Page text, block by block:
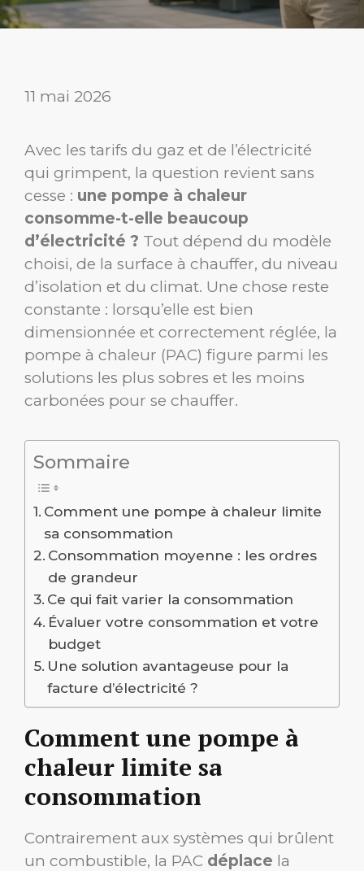
11 mai 2026
Avec les tarifs du gaz et de l’électricité
qui grimpent, la question revient sans
cesse : une pompe à chaleur
consomme-t-elle beaucoup
d’électricité ? Tout dépend du modèle
choisi, de la surface à chauffer, du niveau
d’isolation et du climat. Une chose reste
constante : lorsqu’elle est bien
dimensionnée et correctement réglée, la
pompe à chaleur (PAC) figure parmi les
solutions les plus sobres et les moins
carbonées pour se chauffer.
Sommaire
Comment une pompe à chaleur limite
sa consommation
Consommation moyenne : les ordres
de grandeur
Ce qui fait varier la consommation
Évaluer votre consommation et votre
budget
Une solution avantageuse pour la
facture d’électricité ?
Comment une pompe à
chaleur limite sa
consommation
Contrairement aux systèmes qui brûlent
un combustible, la PAC déplace la